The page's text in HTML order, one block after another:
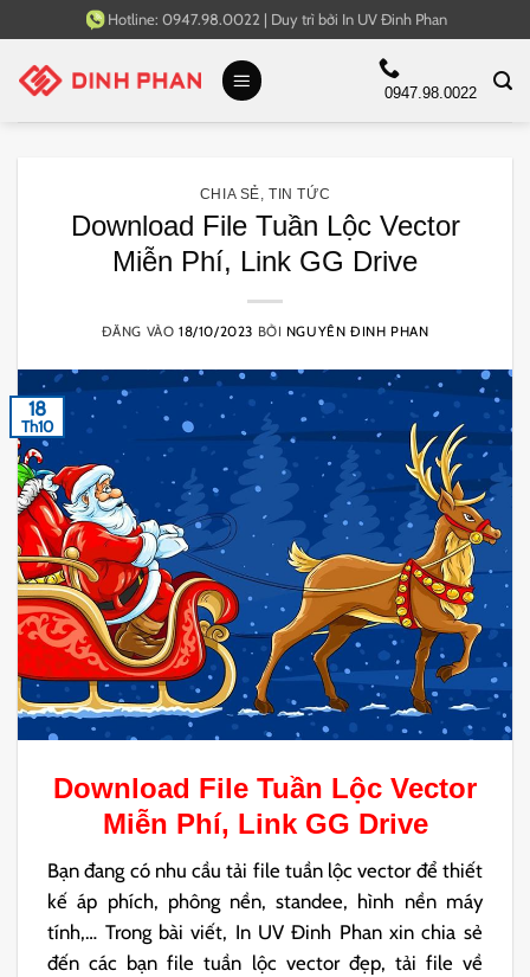
qua
nội
Hotline: 0947.98.0022 | Duy trì bởi In UV Đinh Phan
0947.98.0022
CHIA SẺ ,TIN TỨC
Download File Tuần Lộc Vector
Miễn Phí, Link GG Drive
ĐĂNG VÀO18/10/2023 BỞI NGUYÊN ĐINH PHAN
18
Th10
Download File Tuần Lộc Vector
Miễn Phí, LinkGG Drive
Bạn đang có nhu cầu tải file tuần lộc vector để thiết
kế áp phích, phông nền, standee, hình nền máy
tính,… Trong bài viết, In UV Đinh Phan xin chia sẻ
đến các bạn file tuần lộc vector đẹp, tải file về